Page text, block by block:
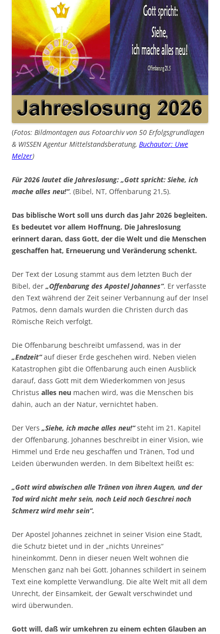
(Fotos: Bildmontagen aus Fotoarchiv von 50 Erfolgsgrundlagen
& WISSEN Agentur Mittelstandsberatung, Buchautor: Uwe
Melzer)
Für 2026 lautet die Jahreslosung: „Gott spricht: Siehe, ich
mache alles neu!“. (Bibel, NT, Offenbarung 21,5).
Das biblische Wort soll uns durch das Jahr 2026 begleiten.
Es bedeutet vor allem Hoffnung. Die Jahreslosung
erinnert daran, dass Gott, der die Welt und die Menschen
geschaffen hat, Erneuerung und Veränderung schenkt.
Der Text der Losung stammt aus dem letzten Buch der
Bibel, der „Offenbarung des Apostel Johannes“. Er verfasste
den Text während der Zeit seiner Verbannung auf der Insel
Patmos, denn damals wurden die Christen durch das
Römische Reich verfolgt.
Die Offenbarung beschreibt umfassend, was in der
„Endzeit“auf dieser Erde geschehen wird. Neben vielen
Katastrophen gibt die Offenbarung auch einen Ausblick
darauf, dass Gott mit dem Wiederkommen von Jesus
Christus alles neu machen wird, was die Menschen bis
dahin, auch an der Natur, vernichtet haben.
Der Vers „Siehe, ich mache alles neu!“steht im 21. Kapitel
der Offenbarung. Johannes beschreibt in einer Vision, wie
Himmel und Erde neu geschaffen und Tränen, Tod und
Leiden überwunden werden. In dem Bibeltext heißt es:
„Gott wird abwischen alle Tränen von ihren Augen, und der
Tod wird nicht mehr sein, noch Leid noch Geschrei noch
Schmerz wird mehr sein“.
Der Apostel Johannes zeichnet in seiner Vision eine Stadt,
die Schutz bietet und in der „nichts Unreines“
hineinkommt. Denn in dieser neuen Welt wohnen die
Menschen ganz nah bei Gott. Johannes schildert in seinem
Text eine komplette Verwandlung. Die alte Welt mit all dem
Unrecht, der Einsamkeit, der Gewalt verschwindet und
wird überwunden.
Gott will, daß wir umkehren zu einem echten Glauben an